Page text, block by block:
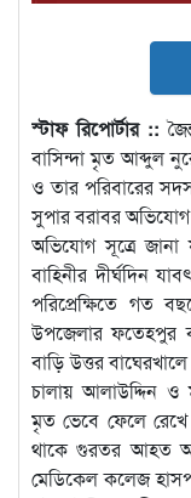
স্টাফ রিপোর্টার ::
বাসিন্দা মৃত আব্দুল
ও তার পরিবারের
সুপার বরাবর
অভিযোগ সূত্রে জানা
বাহিনীর দীর্ঘদিন
পরিপ্রেক্ষিতে গত
উপজেলার ফতেহপুর
বাড়ি উত্তর
চালায় আলাউদ্দিন ও
মৃত ভেবে ফেলে রেখে
থাকে গুরতর আহত
মেডিকেল কলেজ